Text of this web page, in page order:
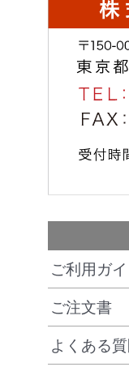
ご利用ガ
ご注文書
よくある質